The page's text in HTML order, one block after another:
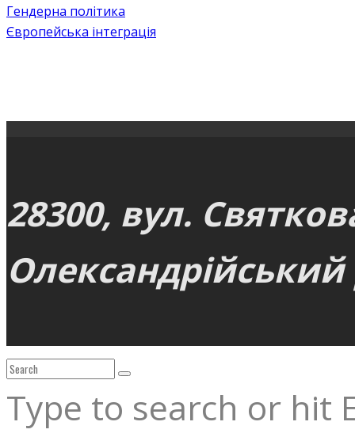
Гендерна політика
Європейська інтеграція
28300, вул.
Олександрійський
Type to search or hit